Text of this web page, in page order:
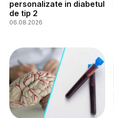
personalizate in diabetul
de tip 2
06.08.2026